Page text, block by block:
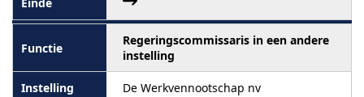
Regeringscommissaris in een andere
instelling
De Werkvennootschap nv